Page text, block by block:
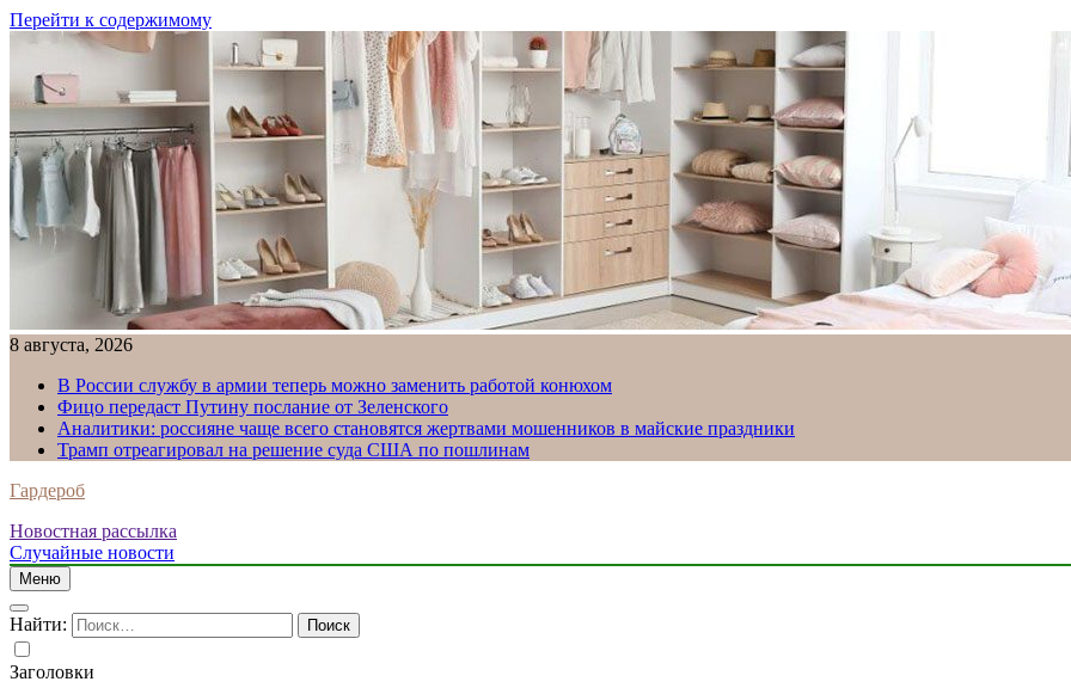
Перейти к содержимому
8 августа, 2026
В России службу в армии теперь можно заменить работой конюхом
Фицо передаст Путину послание от Зеленского
Аналитики: россияне чаще всего становятся жертвами мошенников в майские праздники
Трамп отреагировал на решение суда США по пошлинам
Гардероб
Новостная рассылка
Случайные новости
Меню
Найти:
Заголовки